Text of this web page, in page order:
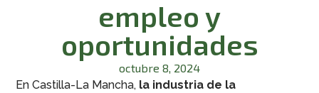
empleo y
oportunidades
octubre 8, 2024
En Castilla-La Mancha, la industria de la